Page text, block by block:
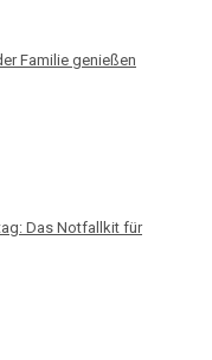
Familie genießen
Das Notfallkit für